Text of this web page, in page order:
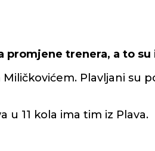
promjene trenera, a to
Plavljani su
u 11 kola ima tim iz Plava.